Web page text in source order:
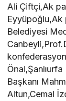
Ali Çiftçi,Ak
Eyyüpoğlu,Ak
Belediyesi
Başkanı
Altun,Cemal